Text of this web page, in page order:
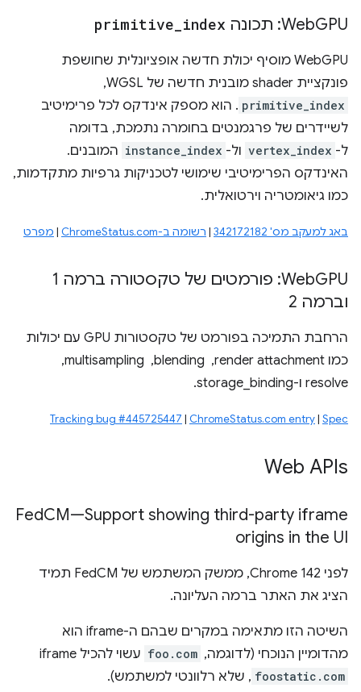
‫WebGPU: תכונה primitive index
‫WebGPU מוסיף יכולת חדשה אופציונלית שחושפת
פונקציית shader מובנית חדשה של WGSL‏,
primitive_index . הוא מספק אינדקס לכל פרימיטיב
לשיידרים של פרגמנטים בחומרה נתמכת, בדומה
ל- vertex_index ול- instance_index המובנים.
האינדקס הפרימיטיבי שימושי לטכניקות גרפיות מתקדמות,
כמו גיאומטריה וירטואלית.
באג למעקב מס' 342172182 | רשומה ב-ChromeStatus.com | מפרט
‫Web
GPU: פורמטים של טקסטורה ברמה 1
וברמה 2
הרחבת התמיכה בפורמט של טקסטורות GPU עם יכולות
כמו render attachment, ‏ blending, ‏ multisampling, ‏
resolve ו-storage_binding.
Tracking bug #445725447 | ChromeStatus.com entry| Spec
Web APIs
FedCM—Support showing third-party iframe
origins in the UI
לפני Chrome 142, ממשק המשתמש של FedCM תמיד
הציג את האתר ברמה העליונה.
השיטה הזו מתאימה במקרים שבהם ה-iframe הוא
מהדומיין הנוכחי (לדוגמה, foo.com עשוי להכיל iframe
foostatic.com , שלא רלוונטי למשתמש).